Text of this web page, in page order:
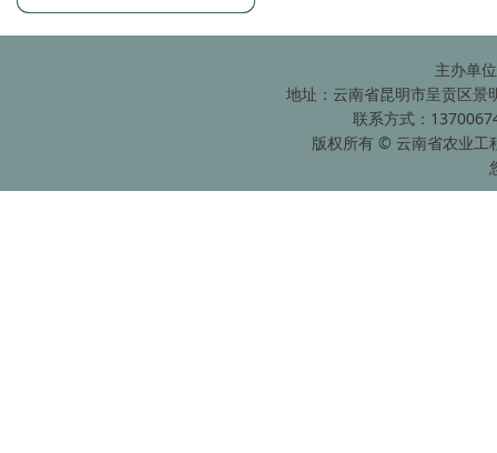
主办单
地址：云南省昆明市呈贡区
联系方式：
版权所有 © 云南省农业工